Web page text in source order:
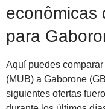
econômicas
para
Aquí puedes
(MUB) a Gaborone
siguientes ofertas